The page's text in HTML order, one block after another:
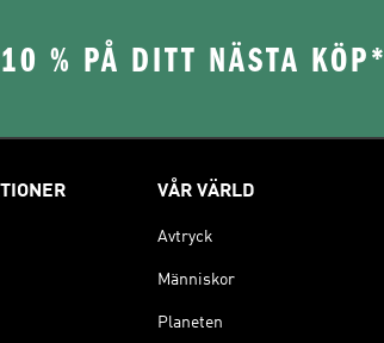
% PÅ DITT NÄSTA KÖP*
VÅR VÄRLD
Avtryck
Människor
Planeten